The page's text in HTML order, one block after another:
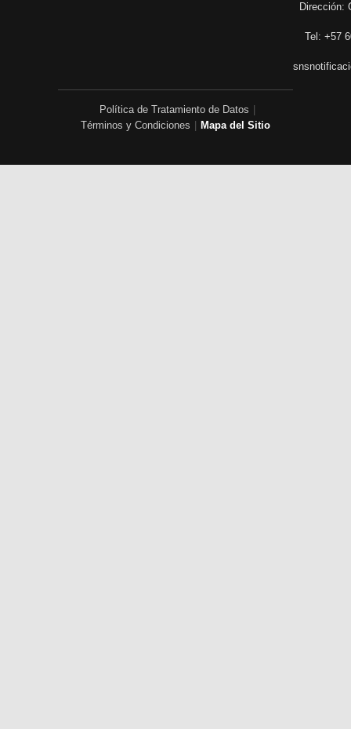
Dirección:
Tel: +57
Política de Tratamiento de Datos
Términos y Condiciones
Mapa del Sitio